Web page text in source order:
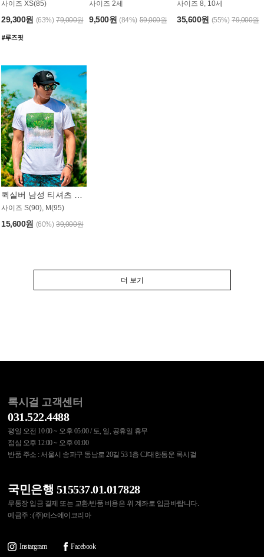
사이즈 XS(85)
29,300원 (63%) 79,000원
사이즈 2세
9,500원 (84%) 59,000원
사이즈 8, 10세
35,600원 (55%) 79,000원
퀵실버 남성 티셔츠 MST357WQS
사이즈 S(90), M(95)
15,600원 (60%) 39,000원
더 보기
록시걸 고객센터
031.522.4488
평일 오전 10:00 ~ 오후 05:00 / 토, 일, 공휴일 휴무
점심 오후 12:00 ~ 오후 01:00
반품 주소 : 서울시 송파구 동남로 20길 53 1층 CJ대한통운 록시걸
국민은행 515537.01.017828
무통장 입금 결제 또는 교환/반품 비용은 위 계좌로 입금바랍니다.
예금주 : (주)에스에이코리아
Instargram Facebook